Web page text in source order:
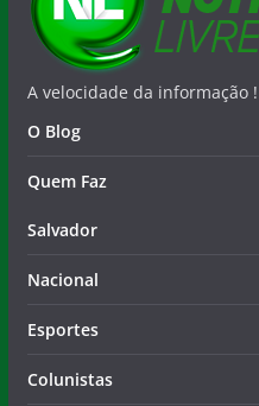
A velocidade da informação !
O Blog
Quem Faz
Salvador
Nacional
Esportes
Colunistas
Municípios